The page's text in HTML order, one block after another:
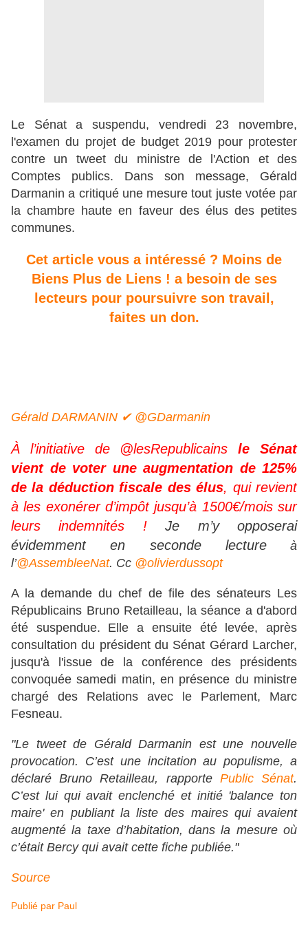
Le Sénat a suspendu, vendredi 23 novembre,
l'examen du projet de budget 2019 pour protester
contre un tweet du ministre de l'Action et des
Comptes publics. Dans son message, Gérald
Darmanin a critiqué une mesure tout juste votée par
la chambre haute en faveur des élus des petites
communes.
Cet article vous a intéressé ? Moins de
Biens Plus de Liens ! a besoin de ses
lecteurs pour poursuivre son travail,
faites un don.
Gérald DARMANIN ✔ @GDarmanin
À l’initiative de @lesRepublicains
le Sénat
vient de voter une augmentation de 125%
de la déduction fiscale des élus, qui revient
à les exonérer d’impôt jusqu’à 1500€/mois sur
leurs indemnités !Je m’y opposerai
évidemment en seconde lectureà
l’@AssembleeNat. Cc @olivierdussopt
A la demande du chef de file des sénateurs Les
Républicains Bruno Retailleau, la séance a d'abord
été suspendue. Elle a ensuite été levée, après
consultation du président du Sénat Gérard Larcher,
jusqu'à l'issue de la conférence des présidents
convoquée samedi matin, en présence du ministre
chargé des Relations avec le Parlement, Marc
Fesneau.
"Le tweet de Gérald Darmanin est une nouvelle
provocation. C’est une incitation au populisme, a
déclaré Bruno Retailleau, rapporte Public Sénat.
C’est lui qui avait enclenché et initié 'balance ton
maire' en publiant la liste des maires qui avaient
augmenté la taxe d’habitation, dans la mesure où
c’était Bercy qui avait cette fiche publiée."
Source
Publié par Paul